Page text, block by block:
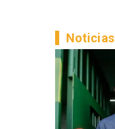
Noticias